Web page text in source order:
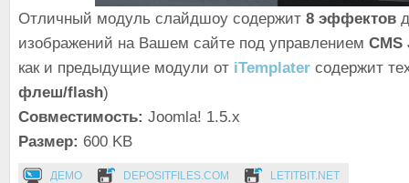
Отличный модуль слайдшоу содержит 8 эффектов
изображений на Вашем сайте под управлением
как и предыдущие модули от iTemplater содержит
флеш/flash)
Совместимость: Joomla! 1.5.x
Размер: 600 KB
ДЕМО DEPOSITFILES.COM LETITBIT.NET